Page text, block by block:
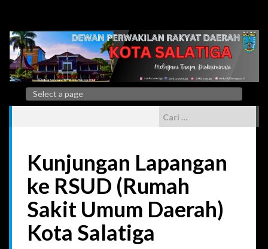
content
untuk:
Kunjungan Lapangan
ke RSUD (Rumah
Sakit Umum Daerah)
Kota Salatiga